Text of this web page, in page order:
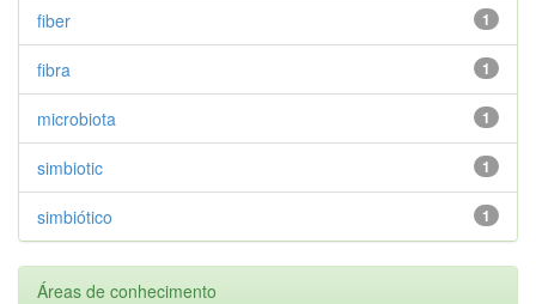
1
fiber
1
fibra
1
microbiota
1
simbiotic
1
simbiótico
Áreas de conhecimento